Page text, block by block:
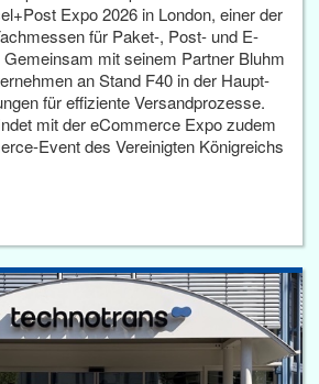
Expo 2026 in London, einer der
für Paket-, Post- und E-
mit seinem Partner Bluhm
an Stand F40 in der Haupt­
für effiziente Versandprozesse.
mit der eCommerce Expo zudem
Event des Vereinigten Königreichs